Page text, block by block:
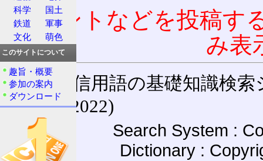
コメントなどを投稿す
み表
通信用語の基礎知識検
(27-May-2022)
Search System :
Dictionary :
科学
国土
鉄道
軍事
文化
萌色
このサイトについて
趣旨・概要
参加の案内
ダウンロード